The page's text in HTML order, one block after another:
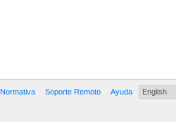
Normativa Soporte Remoto Ayuda